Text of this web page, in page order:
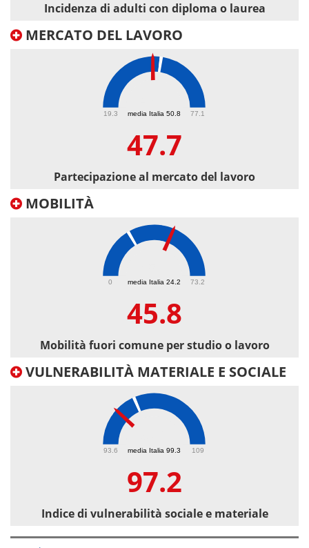
Incidenza di adulti con diploma o laurea
MERCATO DEL LAVORO
media Italia 50.8
19.3 77.1
47.7
Partecipazione al mercato del lavoro
MOBILITÀ
media Italia 24.2
0 73.2
45.8
Mobilità fuori comune per studio o lavoro
VULNERABILITÀ MATERIALE E SOCIALE
media Italia 99.3
93.6 109
97.2
Indice di vulnerabilità sociale e materiale